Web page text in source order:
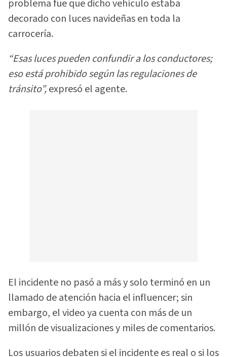
problema fue que dicho vehículo estaba
decorado con luces navideñas en toda la
carrocería.
“Esas luces pueden confundir a los conductores;
eso está prohibido según las regulaciones de
tránsito”,expresó el agente.
El incidente no pasó a más y solo terminó en un
llamado de atención hacia el influencer; sin
embargo, el video ya cuenta con más de un
millón de visualizaciones y miles de comentarios.
Los usuarios debaten si el incidente es real o si los